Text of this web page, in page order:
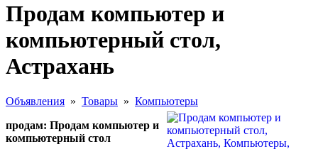
Продам компьютер и
компьютерный стол,
Астрахань
Объявления » Товары » Компьютеры
продам: Продам компьютер и
компьютерный стол